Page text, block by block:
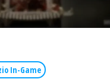
In-Game